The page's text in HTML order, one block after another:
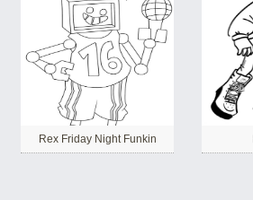
Rex Friday Night Funkin